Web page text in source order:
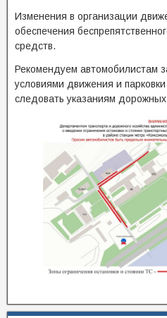
Изменения в организации
обеспечения
средств.
Рекомендуем автомобилистам
условиями движения и
следовать указаниям дорожных